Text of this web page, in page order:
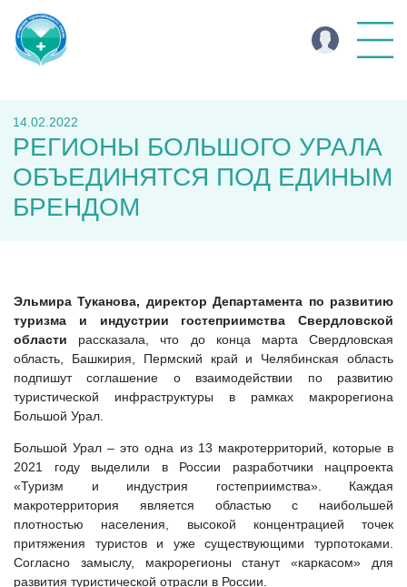
14.02.2022
РЕГИОНЫ БОЛЬШОГО УРАЛА
ОБЪЕДИНЯТСЯ ПОД ЕДИНЫМ
БРЕНДОМ
Эльмира Туканова, директор Департамента по развитию
туризма и индустрии гостеприимства Свердловской
области рассказала, что до конца марта Свердловская
область, Башкирия, Пермский край и Челябинская область
подпишут соглашение о взаимодействии по развитию
туристической инфраструктуры в рамках макрорегиона
Большой Урал.
Большой Урал – это одна из 13 макротерриторий, которые в
2021 году выделили в России разработчики нацпроекта
«Туризм и индустрия гостеприимства». Каждая
макротерритория является областью с наибольшей
плотностью населения, высокой концентрацией точек
притяжения туристов и уже существующими турпотоками.
Согласно замыслу, макрорегионы станут «каркасом» для
развития туристической отрасли в России.